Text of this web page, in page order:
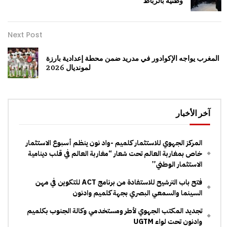
Next Post
المغرب يواجه الإكوادور في مدريد ضمن محطة إعدادية بارزة
لمونديال 2026
آخر الأخبار
المركز الجهوي للاستثمار كلميم -واد نون ينظم أسبوع الاستثمار
خاص بمغاربة العالم تحت شعار “مغاربة العالم في قلب دينامية
الاستثمار الوطني”
فتح باب الترشيح للاستفادة من برنامج ACT للتكوين في مهن
السينما والسمعي البصري بجهة كلميم وادنون
تجديد المكتب الجهوي لأطر ومستخدمي وكالة الجنوب بكلميم
وادنون تحت لواء UGTM